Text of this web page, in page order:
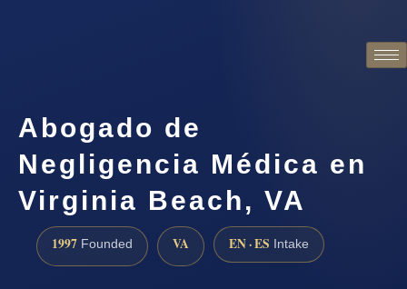
Abogado de
Negligencia Médica en
Virginia Beach, VA
1997 Founded VA EN · ES Intake